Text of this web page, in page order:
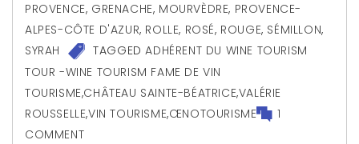
PROVENCE, GRENACHE, MOURVÈDRE, PROVENCE-
ALPES-CÔTE D'AZUR, ROLLE, ROSÉ, ROUGE, SÉMILLON,
SYRAH
TAGGEDADHÉRENT DU WINE TOURISM
TOUR -WINE TOURISM FAME DE VIN
TOURISME,CHÂTEAU SAINTE-BÉATRICE,VALÉRIE
ROUSSELLE,VIN TOURISME,ŒNOTOURISME
1
COMMENT